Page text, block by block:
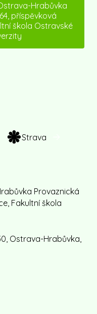
Hrabůvka
příspěvková
škola Ostravské
Strava
Provaznická
Fakultní škola
Ostrava-Hrabůvka,